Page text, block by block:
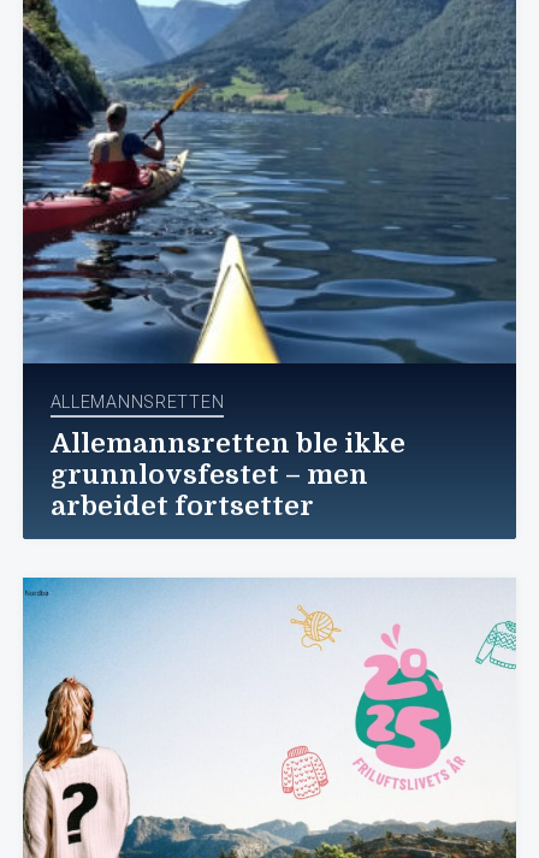
ALLEMANNSRETTEN
Allemannsretten ble ikke
grunnlovsfestet – men
arbeidet fortsetter